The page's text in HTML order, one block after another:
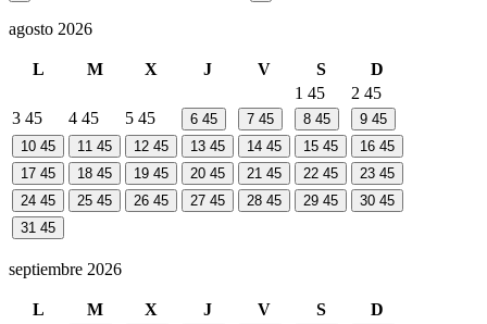
agosto 2026
L M X J V S
D
1 45 2 45
3 45 4 45 5 45 6 45 7 45 8 45 9 45
10 45 11 45 12 45 13 45 14 45 15 45 16 45
17 45 18 45 19 45 20 45 21 45 22 45 23 45
24 45 25 45 26 45 27 45 28 45 29 45 30 45
31 45
septiembre 2026
L M X J V S D